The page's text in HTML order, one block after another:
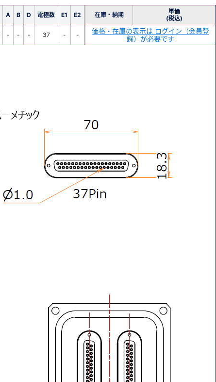
A B D 電極数 E1 E2 在庫・納期
単価
(税込)
- - - 37 - -
価格・在庫の表示は ログイン（会員登
録）が必要です